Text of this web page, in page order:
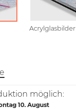
Acrylglasbilder
möglich:
10. August